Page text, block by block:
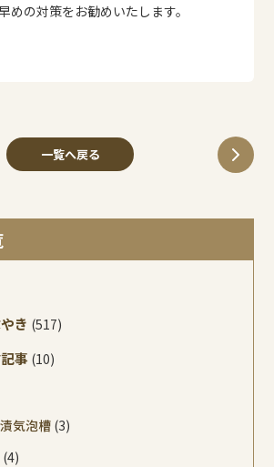
めの対策をお勧めいたします。
一覧へ戻る
き (517)
事 (10)
気泡槽 (3)
(4)